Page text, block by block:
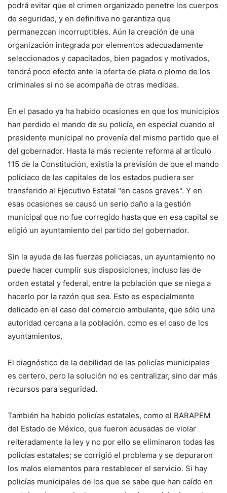
podrá evitar que el crimen organizado penetre los cuerpos
de seguridad, y en definitiva no garantiza que
permanezcan incorruptibles. Aún la creación de una
organización integrada por elementos adecuadamente
seleccionados y capacitados, bien pagados y motivados,
tendrá poco efecto ante la oferta de plata o plomo de los
criminales si no se acompaña de otras medidas.
En el pasado ya ha habido ocasiones en que los municipios
han perdido el mando de su policía, en especial cuando el
presidente municipal no provenía del mismo partido que el
del gobernador. Hasta la más reciente reforma al artículo
115 de la Constitución, existía la previsión de que el mando
policiaco de las capitales de los estados pudiera ser
transferido al Ejecutivo Estatal "en casos graves". Y en
esas ocasiones se causó un serio daño a la gestión
municipal que no fue corregido hasta que en esa capital se
eligió un ayuntamiento del partido del gobernador.
Sin la ayuda de las fuerzas policiacas, un ayuntamiento no
puede hacer cumplir sus disposiciones, incluso las de
orden estatal y federal, entre la población que se niega a
hacerlo por la razón que sea. Esto es especialmente
delicado en el caso del comercio ambulante, que sólo una
autoridad cercana a la población. como es el caso de los
ayuntamientos,
El diagnóstico de la debilidad de las policías municipales
es certero, pero la solución no es centralizar, sino dar más
recursos para seguridad.
También ha habido policías estatales, como el BARAPEM
del Estado de México, que fueron acusadas de violar
reiteradamente la ley y no por ello se eliminaron todas las
policías estatales; se corrigió el problema y se depuraron
los malos elementos para restablecer el servicio. Si hay
policías municipales de los que se sabe que han caído en